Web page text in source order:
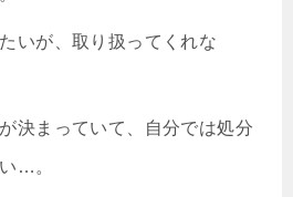
いが、取り扱ってくれな
決まっていて、自分では処分
…。